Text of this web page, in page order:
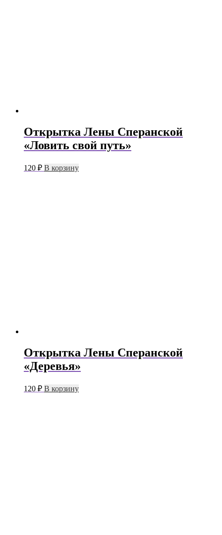
Открытка Лены Сперанской
«Ловить свой путь»
120 ₽ В корзину
Открытка Лены Сперанской
«Деревья»
120 ₽ В корзину